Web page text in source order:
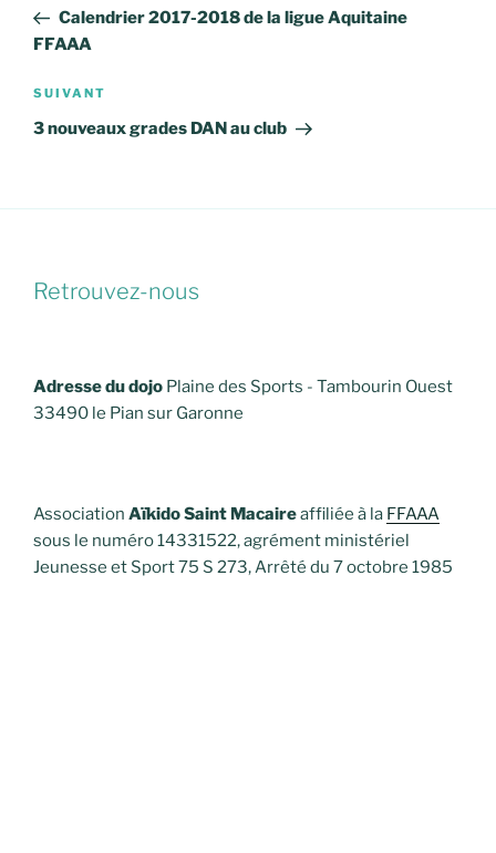
l’article
précédent
Calendrier 2017-2018 de la ligue Aquitaine
FFAAA
Article
suivant
SUIVANT
3 nouveaux grades DAN au club
Retrouvez-nous
Adresse du dojo Plaine des Sports - Tambourin Ouest
33490 le Pian sur Garonne
Association Aïkido Saint Macaireaffiliée à la FFAAA
sous le numéro 14331522, agrément ministériel
Jeunesse et Sport 75 S 273, Arrêté du 7 octobre 1985